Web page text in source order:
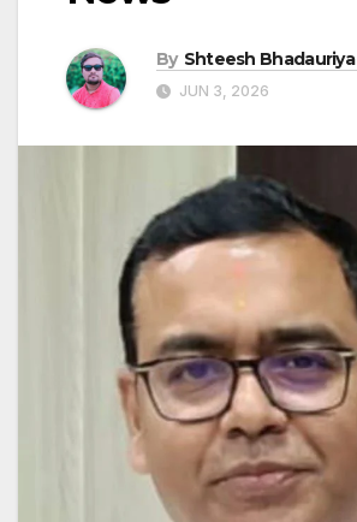
By Shteesh Bhadauriya
JUN 3, 2026